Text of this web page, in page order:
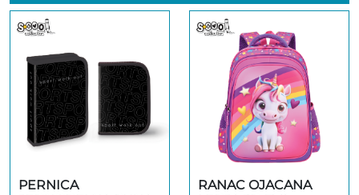
PERNICA
RANAC OJACANA